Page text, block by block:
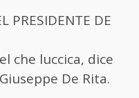
PRESIDENTE DE
che luccica, dice
De Rita.